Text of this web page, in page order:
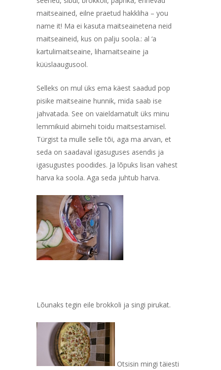
maitseained, eilne praetud hakkliha – you
name it! Ma ei kasuta maitseainetena neid
maitseaineid, kus on palju soola.: al ‘a
kartulimaitseaine, lihamaitseaine ja
küüslaaugusool.
Selleks on mul üks ema käest saadud pop
pisike maitseaine hunnik, mida saab ise
jahvatada. See on vaieldamatult üks minu
lemmikuid abimehi toidu maitsestamisel.
Türgist ta mulle selle tõi, aga ma arvan, et
seda on saadaval igasuguses asendis ja
igasugustes poodides. Ja lõpuks lisan vahest
harva ka soola. Aga seda juhtub harva.
Lõunaks tegin eile brokkoli ja singi pirukat.
Otsisin mingi täiesti